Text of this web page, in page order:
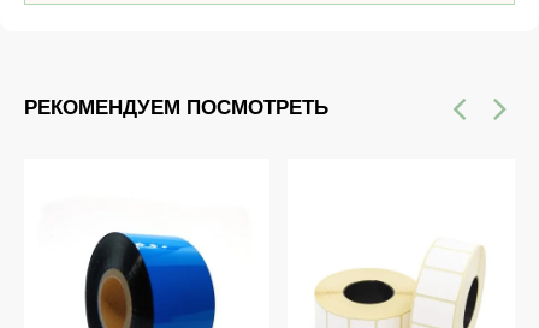
РЕКОМЕНДУЕМ ПОСМОТРЕТЬ